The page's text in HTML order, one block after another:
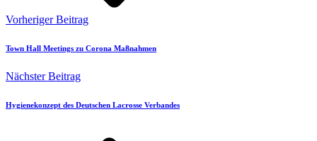
Vorheriger Beitrag
Town Hall Meetings zu Corona Maßnahmen
Nächster Beitrag
Hygienekonzept des Deutschen Lacrosse Verbandes